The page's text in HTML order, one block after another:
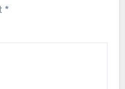
*